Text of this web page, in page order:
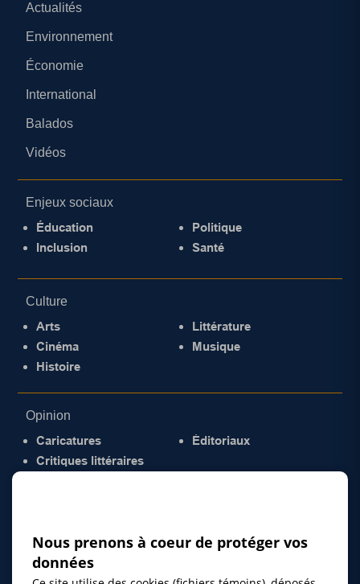
Actualités
Environnement
Économie
International
Balados
Vidéos
Enjeux sociaux
Éducation
Inclusion
Politique
Santé
Culture
Arts
Cinéma
Histoire
Littérature
Musique
Opinion
Caricatures
Critiques littéraires
Éditoriaux
Nous prenons à coeur de protéger vos
données